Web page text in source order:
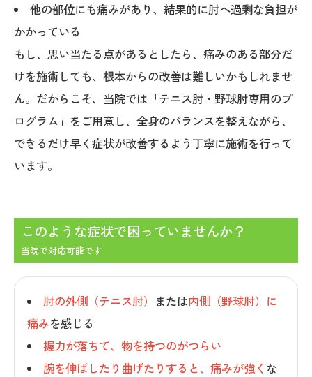
他の部位にも痛みがあり、結果的に肘へ過剰な負担が
かかっている
もし、思い当たる点があるとしたら、痛みのある部分だ
けを施術しても、根本からの改善は難しいかもしれませ
ん。だからこそ、当院では「テニス肘・野球肘専用のプ
ログラム」をご用意し、全身のバランスを整えながら、
できるだけ早く症状が改善するよう丁寧に施術を行って
います。
このような症状で困っていませんか？
当院で対応可能です
肘の外側（テニス肘） または内側（野球肘）に
痛みを感じる
握力が落ちて、物を持つのがつらい
腕を伸ばしたり曲げたりすると、痛みが強く な